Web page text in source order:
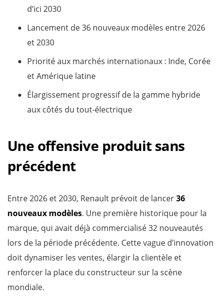
d’ici 2030
Lancement de 36 nouveaux modèles entre 2026
et 2030
Priorité aux marchés internationaux : Inde, Corée
et Amérique latine
Élargissement progressif de la gamme hybride
aux côtés du tout-électrique
Une offensive produit sans
précédent
Entre 2026 et 2030, Renault prévoit de lancer36
nouveaux modèles. Une première historique pour la
marque, qui avait déjà commercialisé 32 nouveautés
lors de la période précédente. Cette vague d’innovation
doit dynamiser les ventes, élargir la clientèle et
renforcer la place du constructeur sur la scène
mondiale.